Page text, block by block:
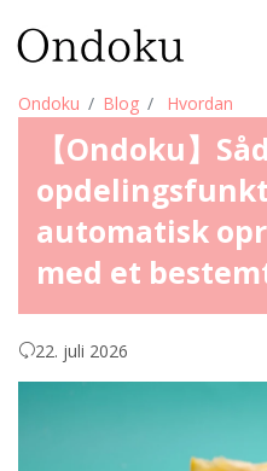
Ondoku Blog Hvordan
【Ondoku】
automatisk
med et
22. juli 2026